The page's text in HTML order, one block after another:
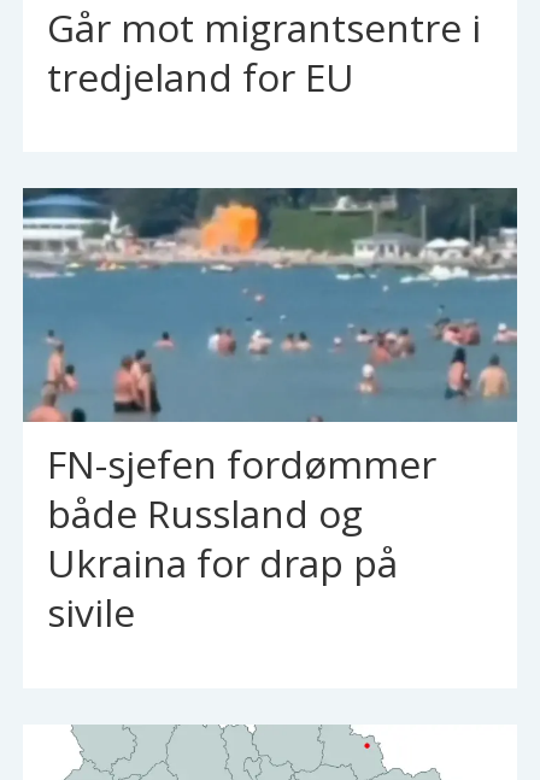
Går mot migrantsentre i
tredjeland for EU
FN-sjefen fordømmer
både Russland og
Ukraina for drap på
sivile